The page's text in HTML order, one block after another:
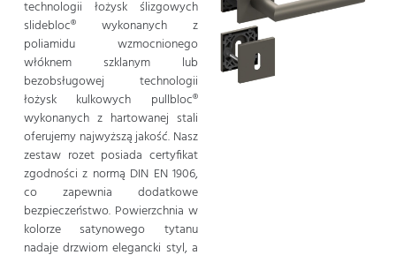
technologii łożysk ślizgowych
slidebloc® wykonanych z
poliamidu wzmocnionego
włóknem szklanym lub
bezobsługowej technologii
łożysk kulkowych pullbloc®
wykonanych z hartowanej stali
oferujemy najwyższą jakość. Nasz
zestaw rozet posiada certyfikat
zgodności z normą DIN EN 1906,
co zapewnia dodatkowe
bezpieczeństwo. Powierzchnia w
kolorze satynowego tytanu
nadaje drzwiom elegancki styl, a